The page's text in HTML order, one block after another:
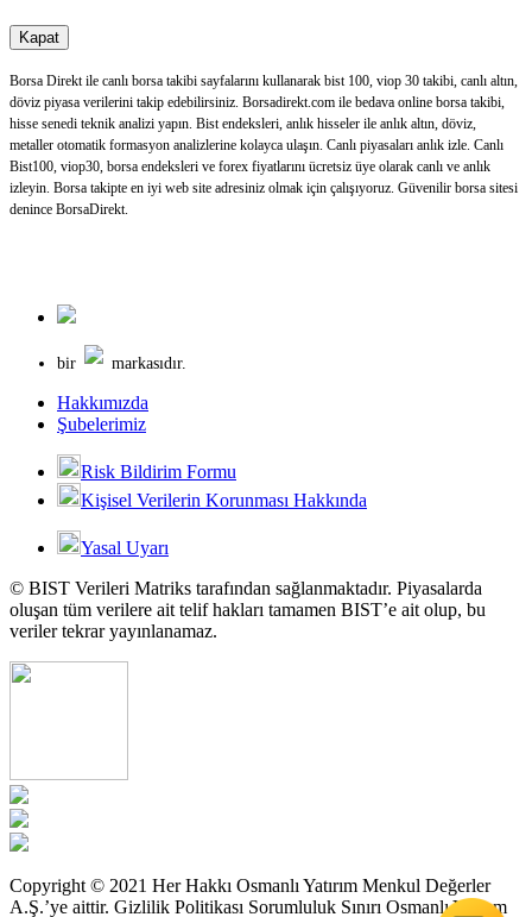
Kapat
Borsa Direkt ile canlı borsa takibi sayfalarını kullanarak bist 100, viop 30 takibi, canlı altın,
döviz piyasa verilerini takip edebilirsiniz. Borsadirekt.com ile bedava online borsa takibi,
hisse senedi teknik analizi yapın. Bist endeksleri, anlık hisseler ile anlık altın, döviz,
metaller otomatik formasyon analizlerine kolayca ulaşın. Canlı piyasaları anlık izle. Canlı
Bist100, viop30, borsa endeksleri ve forex fiyatlarını ücretsiz üye olarak canlı ve anlık
izleyin. Borsa takipte en iyi web site adresiniz olmak için çalışıyoruz. Güvenilir borsa sitesi
denince BorsaDirekt.
bir markasıdır.
Hakkımızda
Şubelerimiz
Risk Bildirim Formu
Kişisel Verilerin Korunması Hakkında
Yasal Uyarı
© BIST Verileri Matriks tarafından sağlanmaktadır. Piyasalarda
oluşan tüm verilere ait telif hakları tamamen BIST’e ait olup, bu
veriler tekrar yayınlanamaz.
Copyright © 2021 Her Hakkı Osmanlı Yatırım Menkul Değerler
A.Ş.’ye aittir. Gizlilik Politikası Sorumluluk Sınırı Osmanlı Yatırım